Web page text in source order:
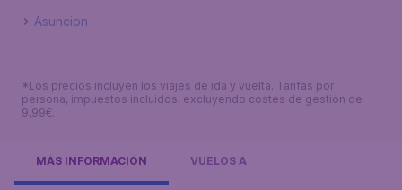
Asuncion
*Los precios incluyen los viajes de ida y vuelta. Tarifas por
persona, impuestos incluidos, excluyendo costes de gestión de
9,99€.
MÁS INFORMACIÓN VUELOS A